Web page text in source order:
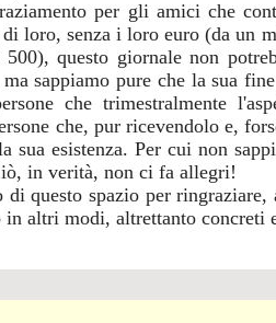
per gli amici che
di loro, senza i loro euro (da un
questo giornale non
sappiamo pure che la sua
che trimestralmente
che, pur ricevendolo e,
sua esistenza. Per cui non
in verità, non ci fa allegri!
questo spazio per
in altri modi, altrettanto concreti